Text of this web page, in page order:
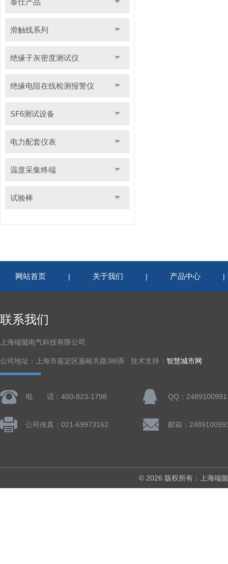
泰仕产品
滑触线系列
绝缘子灰密度测试仪
绝缘电阻在线检测报警仪
SF6测试设备
电力配套仪表
温度采集终端
试验棒
网站首页 | 关于我们 | 产品中心
联系我们
上海端懿电气科技有限公司
公司地址：上海市嘉定区嘉峪关路380弄 技术支持： 智慧城市网
电 话：400-823-1798 QQ：2489100991
公司传真：021-69973162 邮箱：
© 2026 版权所有：上海端